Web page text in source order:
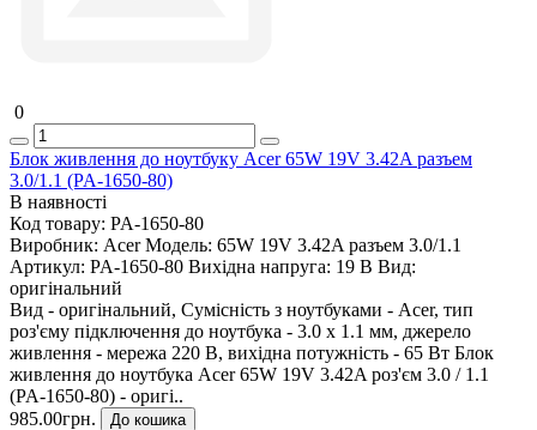
0
Блок живлення до ноутбуку Acer 65W 19V 3.42A разъем
3.0/1.1 (PA-1650-80)
В наявності
Код товару: PA-1650-80
Виробник: Acer Модель: 65W 19V 3.42A разъем 3.0/1.1
Артикул: PA-1650-80 Вихідна напруга: 19 В Вид:
оригінальний
Вид - оригінальний, Сумісність з ноутбуками - Acer, тип
роз'єму підключення до ноутбука - 3.0 x 1.1 мм, джерело
живлення - мережа 220 В, вихідна потужність - 65 Вт Блок
живлення до ноутбука Acer 65W 19V 3.42A роз'єм 3.0 / 1.1
(PA-1650-80) - оригі..
985.00грн.
До кошика